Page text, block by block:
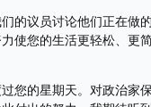
的议员讨论他们正在做
使您的生活更轻松、更
您的星期天。对政治家